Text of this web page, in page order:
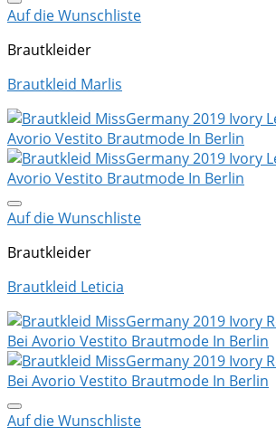
Auf die Wunschliste
Brautkleider
Brautkleid Marlis
Auf die Wunschliste
Brautkleider
Brautkleid Leticia
Auf die Wunschliste